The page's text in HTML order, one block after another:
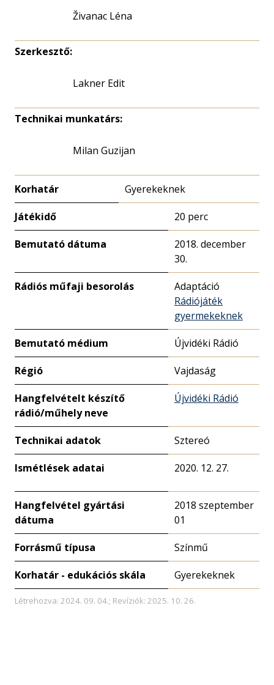
Živanac Léna
Szerkesztő:
Lakner Edit
Technikai munkatárs:
Milan Guzijan
Korhatár Gyerekeknek
Játékidő 20 perc
Bemutató dátuma
2018. december
30.
Rádiós műfaji besorolás
Adaptáció
Rádiójáték
gyermekeknek
Bemutató médium Újvidéki Rádió
Régió Vajdaság
Hangfelvételt készítő
rádió/műhely neve
Újvidéki Rádió
Technikai adatok Sztereó
Ismétlések adatai 2020. 12. 27.
Hangfelvétel gyártási
dátuma
2018 szeptember
01
Forrásmű típusa Színmű
Korhatár - edukációs skála Gyerekeknek
Létrehozva: 2024. 09. 04.; Revíziók: 2025. 10. 26.